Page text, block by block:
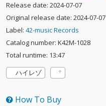
Release date: 2024-07-07
Original release date: 2024-07-07
Label: 42-music Records
Catalog number: K42M-1028
Total runtime: 13:47
ハイレゾ
How To Buy